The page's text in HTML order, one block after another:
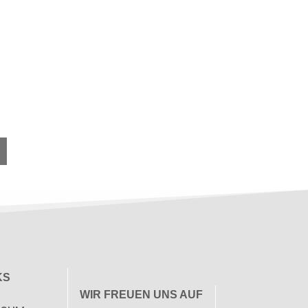
WIR FREUEN UNS AUF